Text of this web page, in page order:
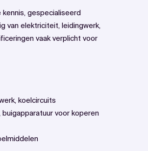
gespecialiseerd
van elektriciteit, leidingwerk,
vaak verplicht voor
koelcircuits
voor koperen